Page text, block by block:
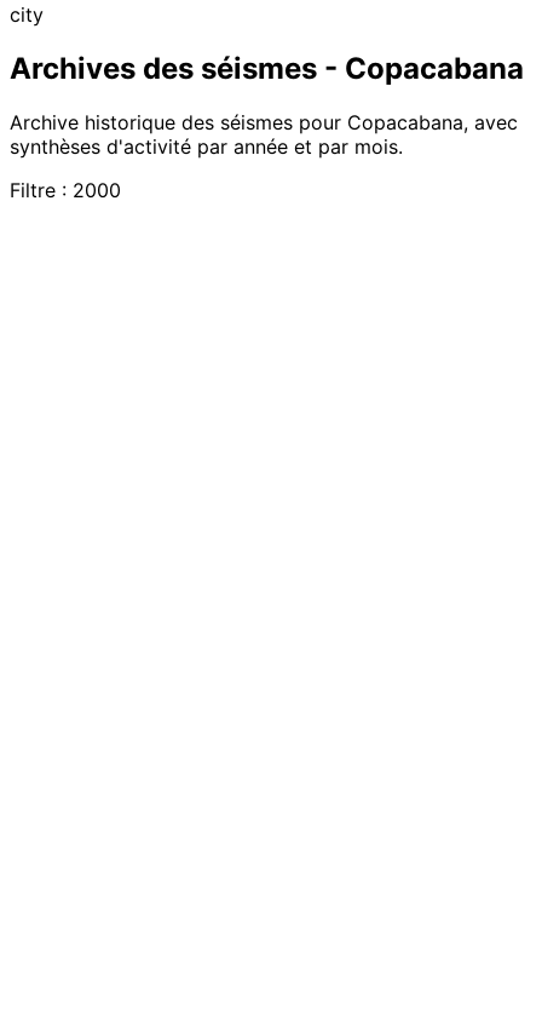
city
Archives des séismes - Copacabana
Archive historique des séismes pour Copacabana, avec
synthèses d'activité par année et par mois.
Filtre : 2000